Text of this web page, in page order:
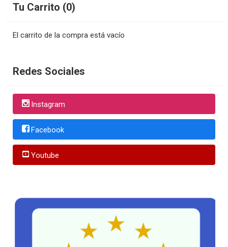
Tu Carrito (0)
El carrito de la compra está vacío
Redes Sociales
Instagram
Facebook
Youtube